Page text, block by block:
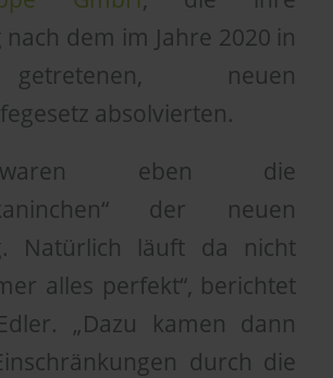
dem im Jahre 2020 in
neuen
absolvierten.
eben die
der neuen
Natürlich läuft da nicht
alles perfekt“, berichtet
„Dazu kamen dann
durch die